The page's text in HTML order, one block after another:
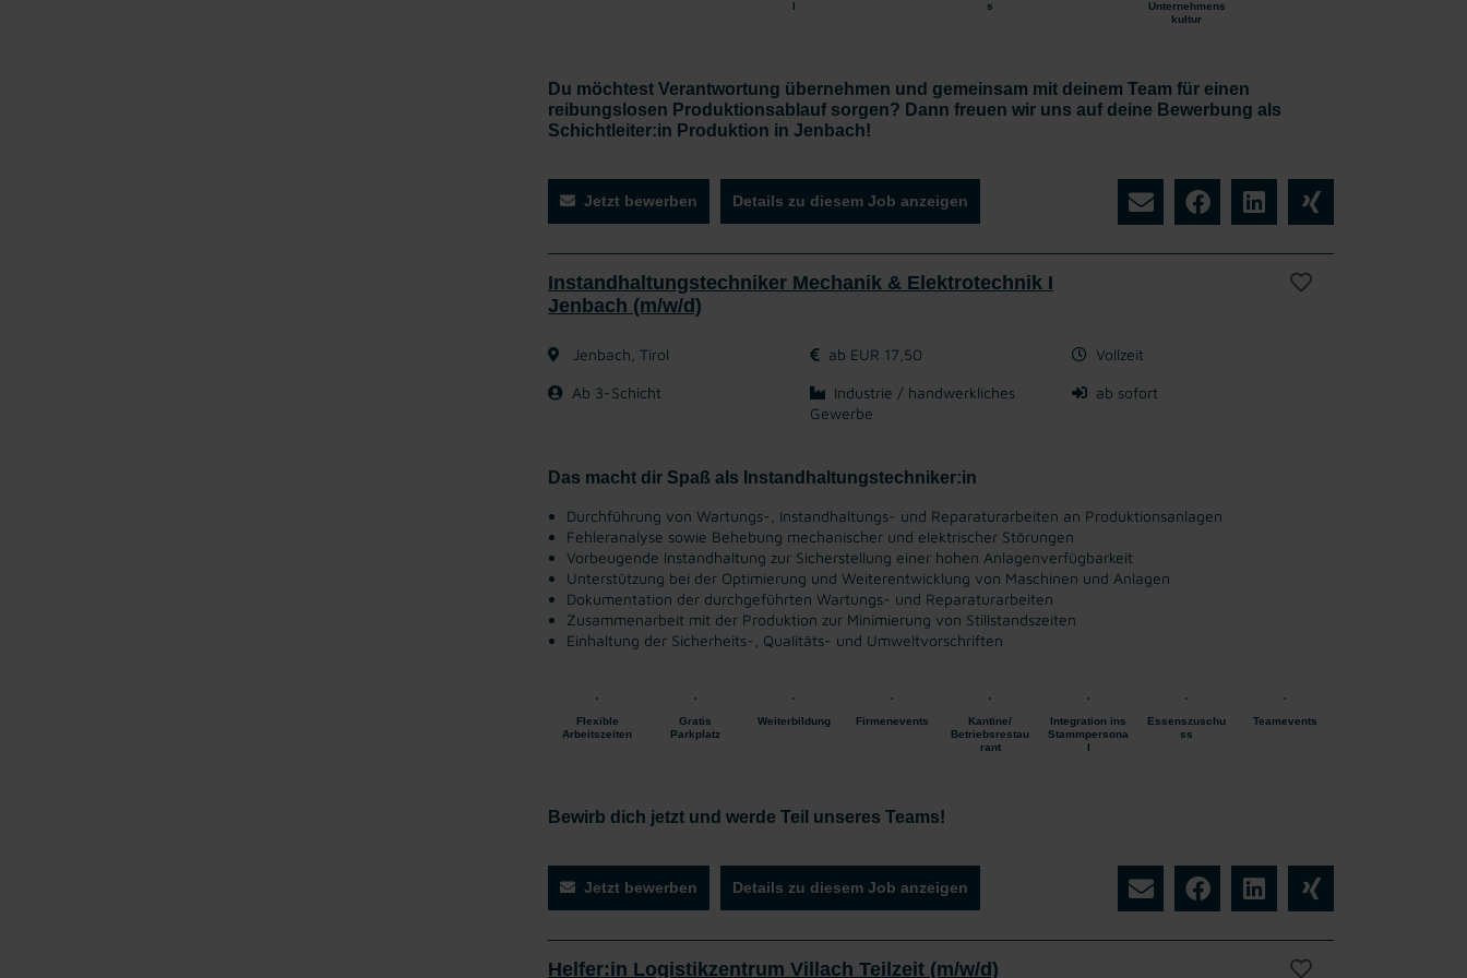
l
s
Unternehmens
kultur
Du möchtest Verantwortung übernehmen und gemeinsam mit deinem Team für einen
reibungslosen Produktionsablauf sorgen? Dann freuen wir uns auf deine Bewerbung als
Schichtleiter:in Produktion in Jenbach!
Jetzt bewerben Details zu diesem Job anzeigen
Instandhaltungstechniker Mechanik & Elektrotechnik I
Jenbach (m/w/d)
Jenbach, Tirol ab EUR 17,50 Vollzeit
Ab 3-Schicht
Industrie / handwerkliches
Gewerbe
ab sofort
Das macht dir Spaß als Instandhaltungstechniker:in
Durchführung von Wartungs-, Instandhaltungs- und Reparaturarbeiten an Produktionsanlagen
Fehleranalyse sowie Behebung mechanischer und elektrischer Störungen
Vorbeugende Instandhaltung zur Sicherstellung einer hohen Anlagenverfügbarkeit
Unterstützung bei der Optimierung und Weiterentwicklung von Maschinen und Anlagen
Dokumentation der durchgeführten Wartungs- und Reparaturarbeiten
Zusammenarbeit mit der Produktion zur Minimierung von Stillstandszeiten
Einhaltung der Sicherheits-, Qualitäts- und Umweltvorschriften
Flexible
Arbeitszeiten
Gratis
Parkplatz
Weiterbildung Firmenevents
Kantine/
Betriebsrestau
rant
Integration ins
Stammpersona
l
Essenszuschu
ss
Teamevents
Bewirb dich jetzt und werde Teil unseres Teams!
Jetzt bewerben Details zu diesem Job anzeigen
Helfer:in Logistikzentrum Villach Teilzeit (m/w/d)